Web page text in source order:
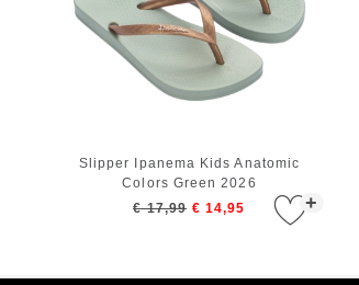
+
Slipper Ipanema Kids Anatomic
Colors Green 2026
€ 17,99 € 14,95